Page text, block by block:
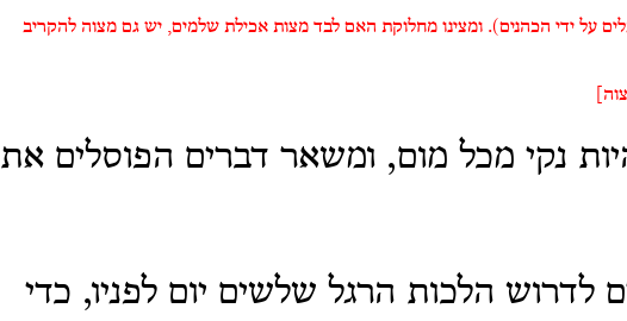
על ידי הכהנים). ומצינו מחלוקת האם לבד מצות אכילת שלמים, יש גם מצוה להקריב
נקי מכל מום, ומשאר דברים הפוסלים את
לדרוש הלכות הרגל שלשים יום לפניו, כדי